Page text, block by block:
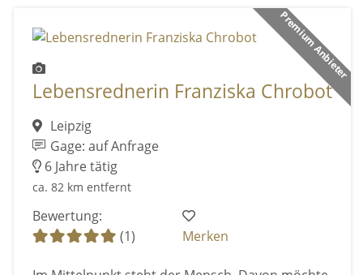
Premium Anbieter
Lebensrednerin Franziska Chrobot
Leipzig
Gage: auf Anfrage
6 Jahre tätig
ca. 82 km entfernt
Bewertung:
(1)
Merken